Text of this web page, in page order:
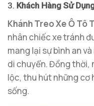
3. Khách Hàng Sử
Khánh Treo Xe Ô Tô
nhân chiếc xe tránh
mang lại sự bình an
di chuyển. Đồng thời,
lộc, thu hút những
sống.